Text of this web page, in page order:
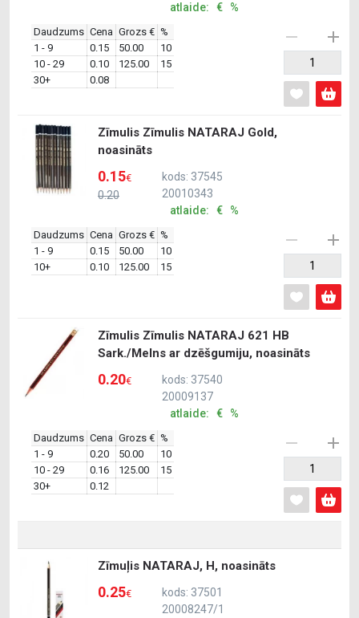
atlaide: € %
Daudzums Cena Grozs € %
1 - 9
0.15 50.00
10
10 - 29
0.10 125.00
15
30+
0.08
Zīmulis Zīmulis NATARAJ Gold,
noasināts
0.20
0.15€
kods: 37545
20010343
atlaide: € %
Daudzums Cena Grozs € %
1 - 9
0.15 50.00
10
10+
0.10 125.00 15
Zīmulis Zīmulis NATARAJ 621 HB
Sark./Melns ar dzēšgumiju, noasināts
0.20€
kods: 37540
20009137
atlaide: € %
Daudzums Cena Grozs € %
1 - 9
0.20 50.00
10
10 - 29
0.16 125.00
15
30+
0.12
Zīmuļis NATARAJ, H, noasināts
0.25€
kods: 37501
20008247/1